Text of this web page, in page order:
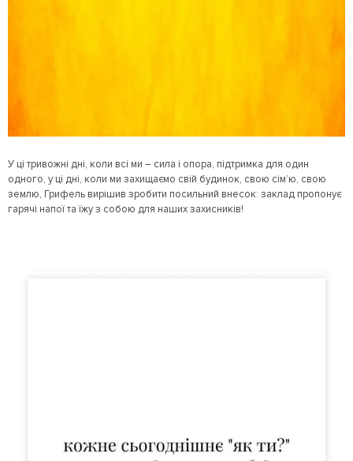
У ці тривожні дні, коли всі ми – сила і опора, підтримка для один
одного, у ці дні, коли ми захищаємо свій будинок, свою сім’ю, свою
землю, Грифель вирішив зробити посильний внесок: заклад пропонує
гарячі напої та їжу з собою для наших захисників!